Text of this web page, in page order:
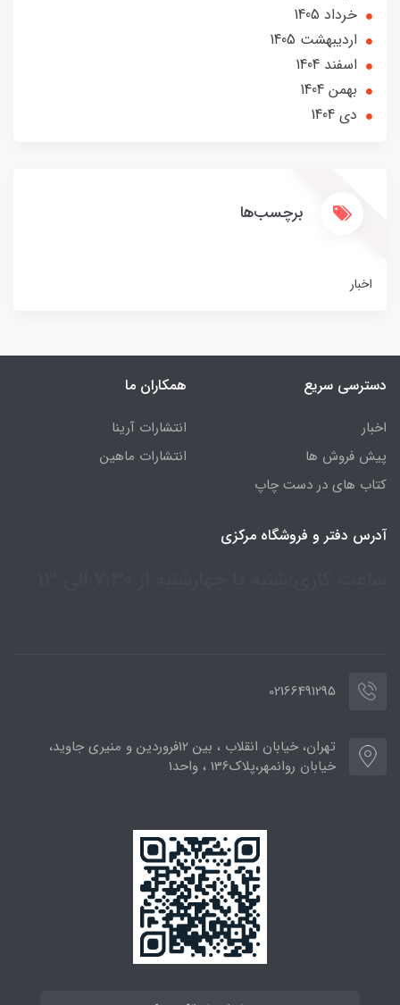
خرداد 1405
ارديبهشت 1405
اسفند 1404
بهمن 1404
دی 1404
برچسب‌ها
اخبار
دسترسی سریع
اخبار
پیش فروش ها
کتاب های در دست چاپ
همکاران ما
انتشارات آرینا
انتشارات ماهین
آدرس دفتر و فروشگاه مرکزی
02166491295
تهران، خیابان انقلاب ، بین 12فروردین و منیری جاوید،
خیابان روانمهر،پلاک136 ، واحد1